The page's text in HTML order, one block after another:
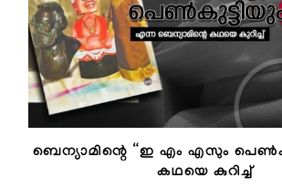
ബെന്യാമിന്റെ “ഇ എം എസും
കഥയെ കുറിച്ച്‌